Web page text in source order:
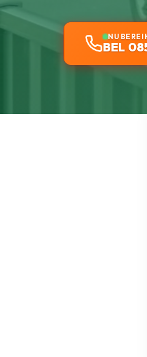
NU
BEL